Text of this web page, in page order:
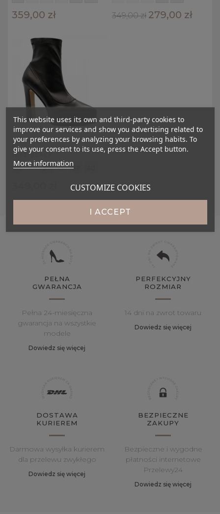
359,00 zł 349,00 zł 279,00 zł
_
128L BLACK
35 36 37 38 39
PEŁNA
GWARANCJA
Pełna 24-miesięczna
gwarancja na wszystkie
modele
Dowiedz się więcej
PERFEKCYJNY
ROZMIAR
14 dni na zwrot towaru
Dowiedz się więcej
DOSTAWA
KURIEREM
Darmowa wysyłka kurierem
dla przelewu zwykłego
Dowiedz się więcej
BEZPIECZNE
ZAKUPY
Bezpieczne i wygodne
płatności internetowe
Przelewy24
Dowiedz się więcej
This website uses its own and third-party cookies to
improve our services and show you advertising related to
your preferences by analyzing your browsing habits. To
give your consent to its use, press the Accept button.
More information
CUSTOMIZE COOKIES
I ACCEPT